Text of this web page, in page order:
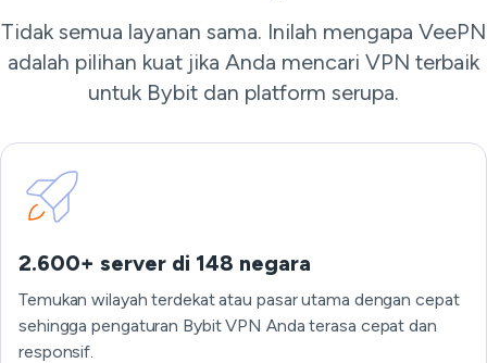
Tidak semua layanan sama. Inilah mengapa VeePN
adalah pilihan kuat jika Anda mencari VPN terbaik
untuk Bybit dan platform serupa.
2.600+ server di 148 negara
Temukan wilayah terdekat atau pasar utama dengan cepat
sehingga pengaturan Bybit VPN Anda terasa cepat dan
responsif.